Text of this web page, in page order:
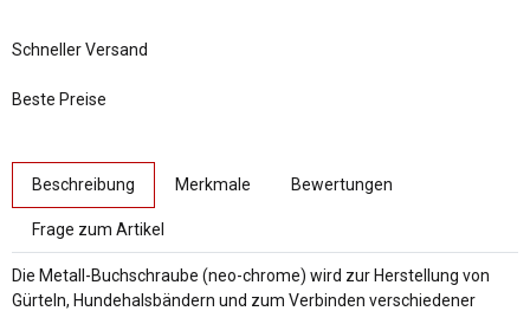
Schneller Versand
Beste Preise
Beschreibung Merkmale Bewertungen
Frage zum Artikel
Die Metall-Buchschraube (neo-chrome) wird zur Herstellung von
Gürteln, Hundehalsbändern und zum Verbinden verschiedener